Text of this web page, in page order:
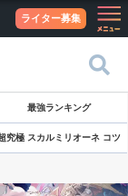
ライター募集
最強ランキング
究極 スカルミリオーネ コツ